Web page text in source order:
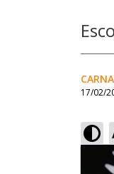
17/02/